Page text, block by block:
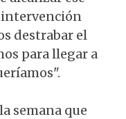
intervención
destrabar el
para llegar a
semana que